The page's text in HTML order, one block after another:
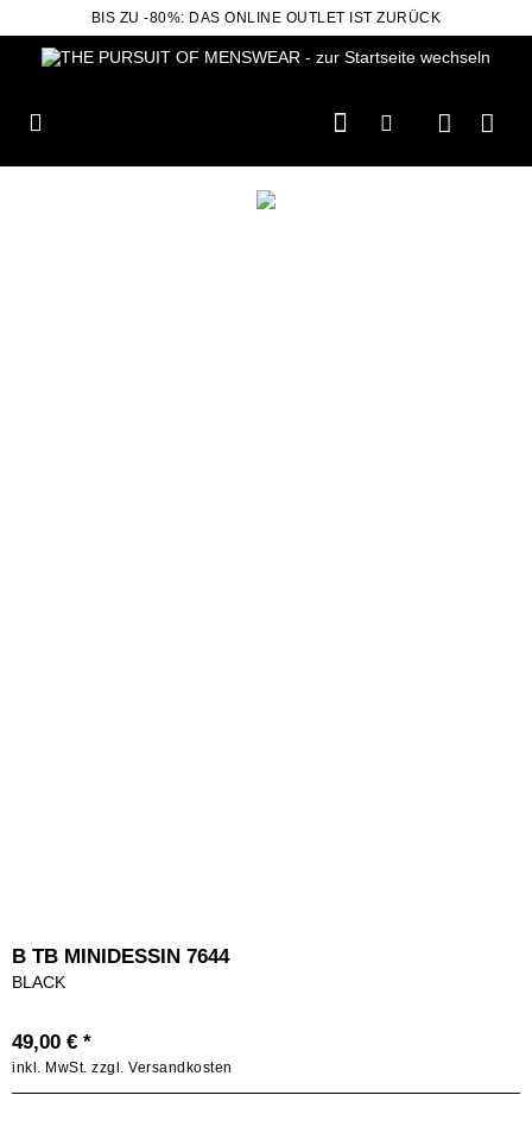
BIS ZU -80%: DAS ONLINE OUTLET IST ZURÜCK
B TB MINIDESSIN 7644
BLACK
49,00 € *
inkl. MwSt. zzgl. Versandkosten